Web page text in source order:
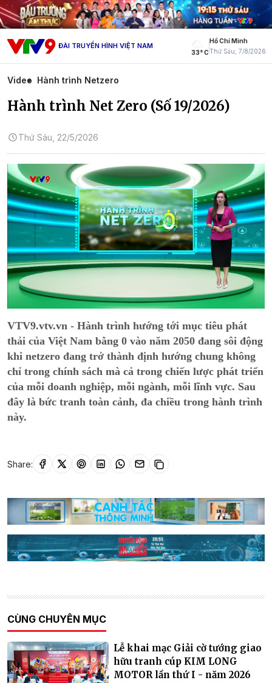
ĐÀI TRUYỀN HÌNH VIỆT NAM
33° C
Hồ Chí Minh
Thứ Sáu, 7/8/2026
Video Hành trình Netzero
Hành trình Net Zero (Số 19/2026)
Thứ Sáu, 22/5/2026
VTV9.vtv.vn - Hành trình hướng tới mục tiêu phát
thải của Việt Nam bằng 0 vào năm 2050 đang sôi động
khi netzero đang trở thành định hướng chung không
chỉ trong chính sách mà cả trong chiến lược phát triển
của mỗi doanh nghiệp, mỗi ngành, mỗi lĩnh vực. Sau
đây là bức tranh toàn cảnh, đa chiều trong hành trình
này.
Share:
CÙNG CHUYÊN MỤC
Lễ khai mạc Giải cờ tướng giao
hữu tranh cúp KIM LONG
MOTOR lần thứ I - năm 2026